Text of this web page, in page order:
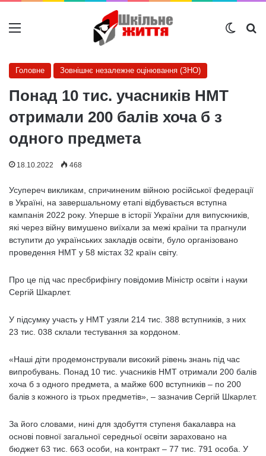
Меню
Головне Зовнішнє незалежне оцінювання (ЗНО)
Понад 10 тис. учасників НМТ
отримали 200 балів хоча б з
одного предмета
18.10.2022 468
Усупереч викликам, спричиненим війною російської федерації
в Україні, на завершальному етапі відбувається вступна
кампанія 2022 року. Уперше в історії України для випускників,
які через війну вимушено виїхали за межі країни та прагнули
вступити до українських закладів освіти, було організовано
проведення НМТ у 58 містах 32 країн світу.
Про це під час пресбрифінгу повідомив Міністр освіти і науки
Сергій Шкарлет.
У підсумку участь у НМТ узяли 214 тис. 388 вступників, з них
23 тис. 038 склали тестування за кордоном.
«Наші діти продемонстрували високий рівень знань під час
випробувань. Понад 10 тис. учасників НМТ отримали 200 балів
хоча б з одного предмета, а майже 600 вступників – по 200
балів з кожного із трьох предметів», – зазначив Сергій Шкарлет.
За його словами, нині для здобуття ступеня бакалавра на
основі повної загальної середньої освіти зараховано на
бюджет 63 тис. 663 особи, на контракт – 77 тис. 791 особа. У